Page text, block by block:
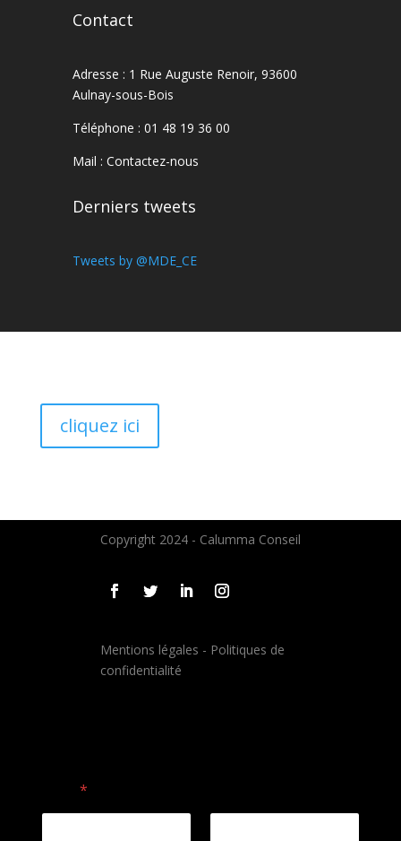
Contact
Adresse : 1 Rue Auguste Renoir, 93600
Aulnay-sous-Bois
Téléphone : 01 48 19 36 00
Mail : Contactez-nous
Derniers tweets
Tweets by @MDE_CE
cliquez ici
Copyright 2024 - Calumma Conseil
Mentions légales - Politiques de
confidentialité
*